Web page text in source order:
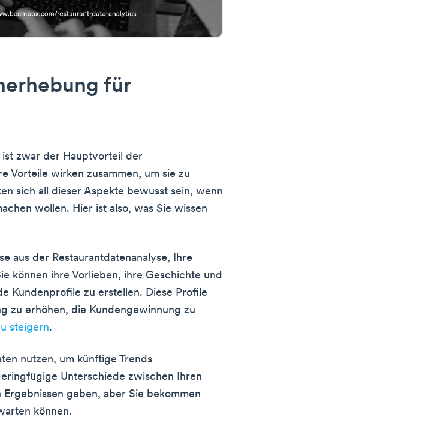
für
ist zwar der Hauptvorteil der
Vorteile wirken zusammen, um sie zu
sich all dieser Aspekte bewusst sein, wenn
wollen. Hier ist also, was Sie wissen
aus der Restaurantdatenanalyse, Ihre
können ihre Vorlieben, ihre Geschichte und
Kundenprofile zu erstellen. Diese Profile
zu erhöhen, die Kundengewinnung zu
steigern.
nutzen, um künftige Trends
Unterschiede zwischen Ihren
geben, aber Sie bekommen
können.